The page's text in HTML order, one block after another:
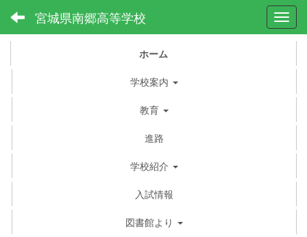
宮城県南郷高等学校
ホーム
学校案内
教育
進路
学校紹介
入試情報
図書館より